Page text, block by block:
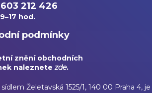
212 426
hod.
podmínky
znění obchodních
naleznetezde.
Želetavská 1525/1, 140 00 Praha 4, je